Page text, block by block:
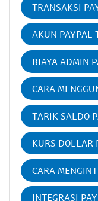
TRANSAKSI
AKUN PAYPAL
BIAYA ADMIN
CARA
TARIK SALDO
KURS DOLLAR
CARA
INTEGRASI